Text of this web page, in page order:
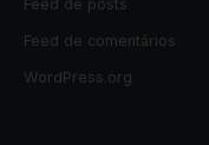
Feed de posts
Feed de comentários
WordPress.org